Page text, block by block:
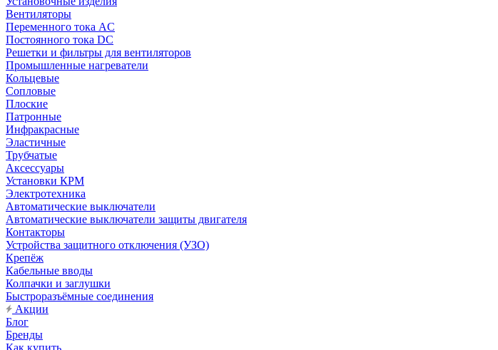
Вентиляторы
Переменного тока AC
Постоянного тока DC
Решетки и фильтры для вентиляторов
Промышленные нагреватели
Кольцевые
Сопловые
Плоские
Патронные
Инфракрасные
Эластичные
Трубчатые
Аксессуары
Установки КРМ
Электротехника
Автоматические выключатели
Автоматические выключатели защиты двигателя
Контакторы
Устройства защитного отключения (УЗО)
Крепёж
Кабельные вводы
Колпачки и заглушки
Быстроразъёмные соединения
Акции
Блог
Бренды
Как купить